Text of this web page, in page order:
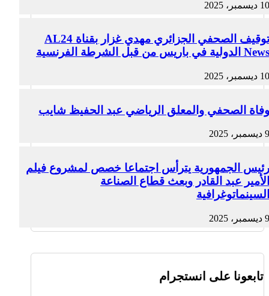
10 ديسمبر، 2025
توقيف الصحفي الجزائري مهدي غزار بقناة AL24
News الدولية في باريس من قبل الشرطة الفرنسية
10 ديسمبر، 2025
وفاة الصحفي والمعلق الرياضي عبد الحفيظ شايب
9 ديسمبر، 2025
رئيس الجمهورية يترأس اجتماعا خصص لمشروع فيلم
الأمير عبد القادر وبعث قطاع الصناعة
السينماتوغرافية
9 ديسمبر، 2025
تابعونا على انستجرام